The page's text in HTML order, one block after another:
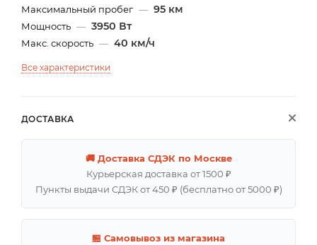
Максимальный пробег — 95 км
Мощность — 3950 Вт
Макс. скорость — 40 км/ч
Все характеристики
ДОСТАВКА
🚚 Доставка СДЭК по Москве
Курьерская доставка от 1500 ₽
Пункты выдачи СДЭК от 450 ₽ (бесплатно от 5000 ₽)
🏪 Самовывоз из магазина